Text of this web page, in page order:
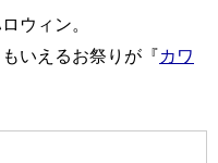
ウィン。
いえるお祭りが『カワ